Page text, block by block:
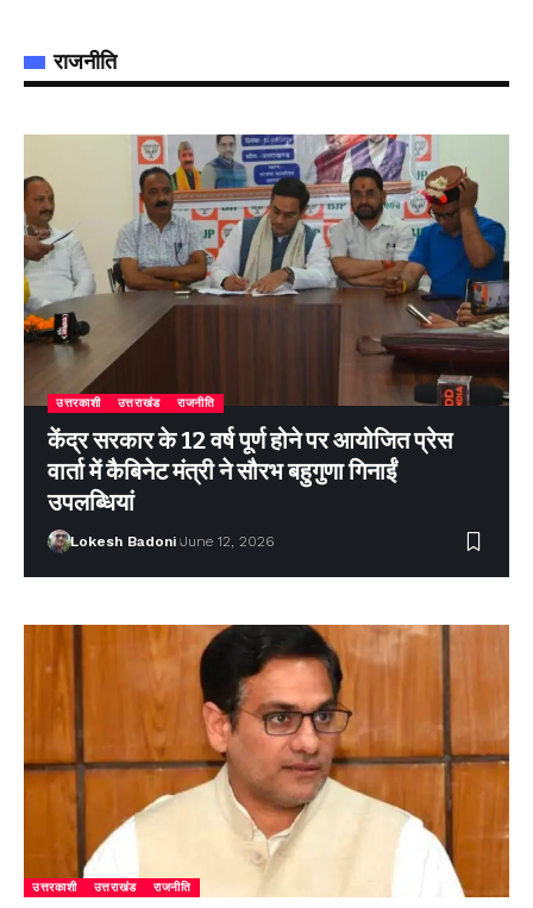
राजनीति
उत्तरकाशी उत्तराखंड राजनीति
केंद्र सरकार के 12 वर्ष पूर्ण होने पर आयोजित प्रेस
वार्ता में कैबिनेट मंत्री ने सौरभ बहुगुणा गिनाईं
उपलब्धियां
Lokesh Badoni June 12, 2026
उत्तरकाशी उत्तराखंड राजनीति